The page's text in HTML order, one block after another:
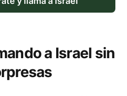
a Israel sin